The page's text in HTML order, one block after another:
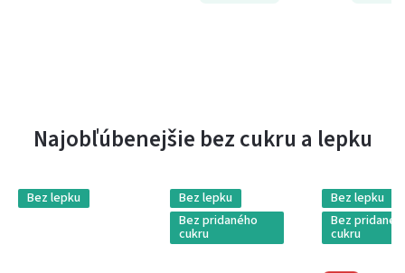
Najobľúbenejšie bez cukru a lepku
Bez lepku
Bez lepku
Bez pridaného
cukru
Bez lepku
Bez
cukru